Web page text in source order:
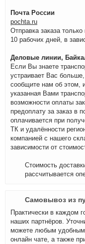
Почта России
pochta.ru
Отправка заказа
10 рабочих дней, в
Деловые линии,
Если Вы знаете
устраивает Вас
сообщите нам об этом,
указанная Вами
возможности оплаты
предоплату за заказ в
оплачивается при
ТК и удалённости
компанией с нашего
зависимости от
Стоимость
рассчитывается
Самовывоз из
Практически в каждом
наших партнёров.
можете любым
онлайн чате, а также